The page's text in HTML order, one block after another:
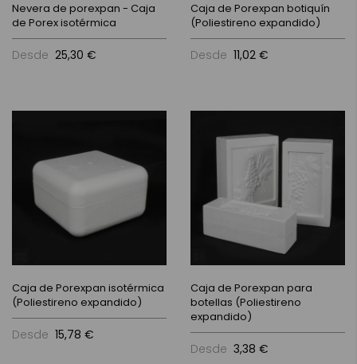
Nevera de porexpan - Caja
de Porex isotérmica
Desde 25,30 €
Caja de Porexpan botiquín
(Poliestireno expandido)
Desde 11,02 €
Caja de Porexpan isotérmica
(Poliestireno expandido)
Desde 15,78 €
Caja de Porexpan para
botellas (Poliestireno
expandido)
Desde 3,38 €